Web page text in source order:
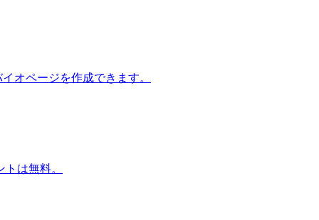
オページを作成できます。
は無料。